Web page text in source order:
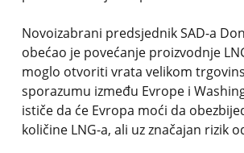
Novoizabrani predsjednik SAD-a
obećao je povećanje proizvodnje
moglo otvoriti vrata velikom
sporazumu između Evrope i
ističe da će Evropa moći da
količine LNG-a, ali uz značajan rizik